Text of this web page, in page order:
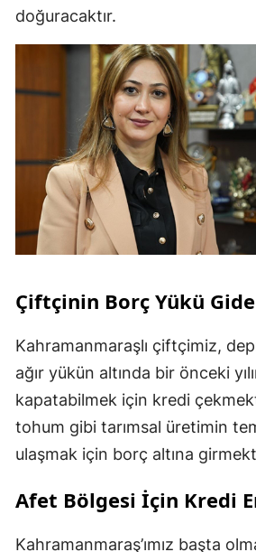
doğuracaktır.
Çiftçinin Borç Yükü
Kahramanmaraşlı çiftçimiz,
ağır yükün altında bir önceki
kapatabilmek için kredi
tohum gibi tarımsal üretimin
ulaşmak için borç altına
Afet Bölgesi İçin Kredi
Kahramanmaraş’ımız başta